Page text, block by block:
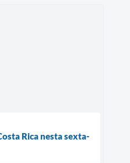
Rica nesta sexta-